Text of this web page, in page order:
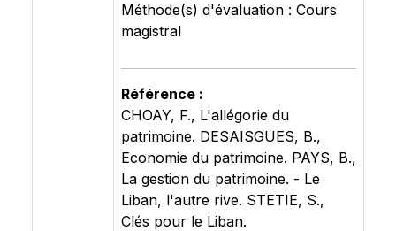
Méthode(s) d'évaluation : Cours
magistral
Référence :
CHOAY, F., L'allégorie du
patrimoine. DESAISGUES, B.,
Economie du patrimoine. PAYS, B.,
La gestion du patrimoine. - Le
Liban, l'autre rive. STETIE, S.,
Clés pour le Liban.